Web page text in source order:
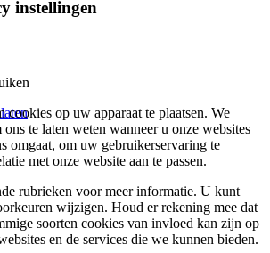
instellingen
cookies op uw apparaat te plaatsen. We
te laten weten wanneer u onze websites
omgaat, om uw gebruikerservaring te
met onze website aan te passen.
rubrieken voor meer informatie. U kunt
wijzigen. Houd er rekening mee dat
soorten cookies van invloed kan zijn op
en de services die we kunnen bieden.